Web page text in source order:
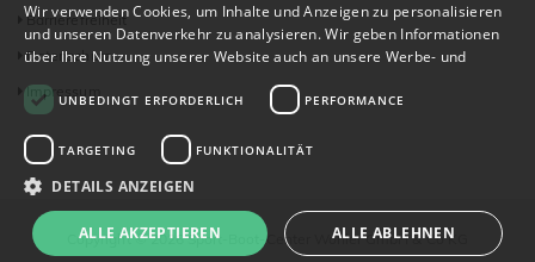
Barrierefreiheit
Datenschutz
Impressum
Copyright © 2026 Sport-Boot-Center Wohler GmbH & Co KG
Wir verwenden Cookies, um Inhalte und Anzeigen zu personalisieren
und unseren Datenverkehr zu analysieren. Wir geben Informationen
über Ihre Nutzung unserer Website auch an unsere Werbe- und
Informationen kombinieren, die Sie ihnen bereitgestellt haben oder
Weitere Informationen
UNBEDINGT ERFORDERLICH PERFORMANCE
TARGETING FUNKTIONALITÄT
DETAILS ANZEIGEN
ALLE AKZEPTIEREN ALLE ABLEHNEN